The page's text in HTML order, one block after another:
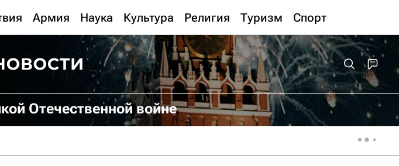
Армия Наука Культура Религия Туризм Спорт
Отечественной войне